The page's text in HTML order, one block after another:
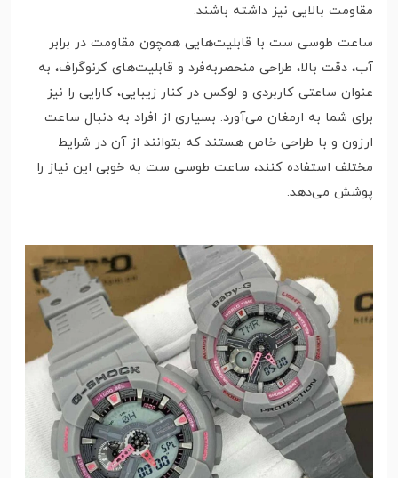
مقاومت بالایی نیز داشته باشند.
ساعت طوسی ست با قابلیت‌هایی همچون مقاومت در برابر
آب، دقت بالا، طراحی منحصربه‌فرد و قابلیت‌های کرنوگراف، به
عنوان ساعتی کاربردی و لوکس در کنار زیبایی، کارایی را نیز
برای شما به ارمغان می‌آورد. بسیاری از افراد به دنبال ساعت
ارزون و با طراحی خاص هستند که بتوانند از آن در شرایط
مختلف استفاده کنند، ساعت طوسی ست به خوبی این نیاز را
پوشش می‌دهد.